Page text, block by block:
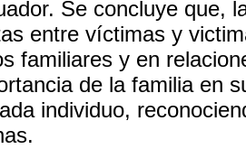
Se concluye que,
entre víctimas y
familiares y en
de la familia en
individuo,